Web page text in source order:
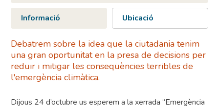
Informació Ubicació
Debatrem sobre la idea que la ciutadania tenim
una gran oportunitat en la presa de decisions per
reduir i mitigar les conseqüències terribles de
l'emergència climàtica.
Dijous 24 d’octubre us esperem a la xerrada “Emergència